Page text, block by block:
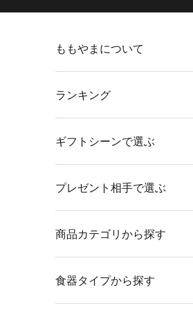
ももやまについて
ランキング
ギフトシーンで選ぶ
プレゼント相手で選ぶ
商品カテゴリから探す
食器タイプから探す